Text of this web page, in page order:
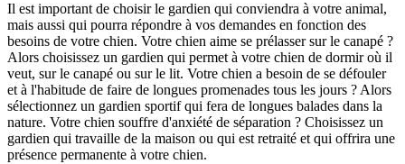
Il est important de choisir le gardien qui conviendra à votre animal,
mais aussi qui pourra répondre à vos demandes en fonction des
besoins de votre chien. Votre chien aime se prélasser sur le canapé ?
Alors choisissez un gardien qui permet à votre chien de dormir où il
veut, sur le canapé ou sur le lit. Votre chien a besoin de se défouler
et à l'habitude de faire de longues promenades tous les jours ? Alors
sélectionnez un gardien sportif qui fera de longues balades dans la
nature. Votre chien souffre d'anxiété de séparation ? Choisissez un
gardien qui travaille de la maison ou qui est retraité et qui offrira une
présence permanente à votre chien.